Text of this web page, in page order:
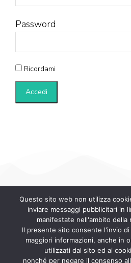
Password
Ricordami
Associazione
Questo sito web non utilizza
inviare messaggi pubblicitari in
manifestate nell'ambito della
Il presente sito consente l'invio
maggiori informazioni, anche in
utilizzati dal sito ed ai
nonché per negare il consenso